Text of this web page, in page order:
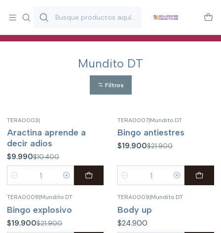
y estimulación infantil en Chile.
Especialistas en recursos educativos para aulas, terapeutas y
Mundito DT
Filtros
-4%OFF
TERA0003|
Aractina aprende a
decir adios
$9.990$10.400
Cantidad
-9%OFF
TERA0007|Mundito DT
Bingo antiestres
$19.900$21.900
Cantidad
TERA0008|Mundito DT
Bingo explosivo
$19.900$21.900
TERA0009|Mundito DT
Body up
$24.900